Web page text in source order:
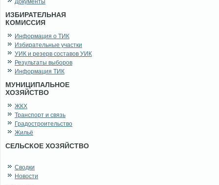
Документы
ИЗБИРАТЕЛЬНАЯ
КОМИССИЯ
Информация о ТИК
Избирательные участки
УИК и резерв составов УИК
Результаты выборов
Информация ТИК
МУНИЦИПАЛЬНОЕ
ХОЗЯЙСТВО
ЖКХ
Транспорт и связь
Градостроительство
Жильё
СЕЛЬСКОЕ ХОЗЯЙСТВО
Сводки
Новости